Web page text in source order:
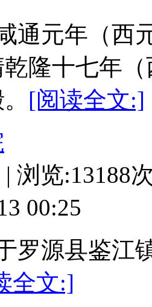
通元年（西
隆十七年
[阅读全文:]
浏览:13188
00:25
罗源县鉴江
全文:]